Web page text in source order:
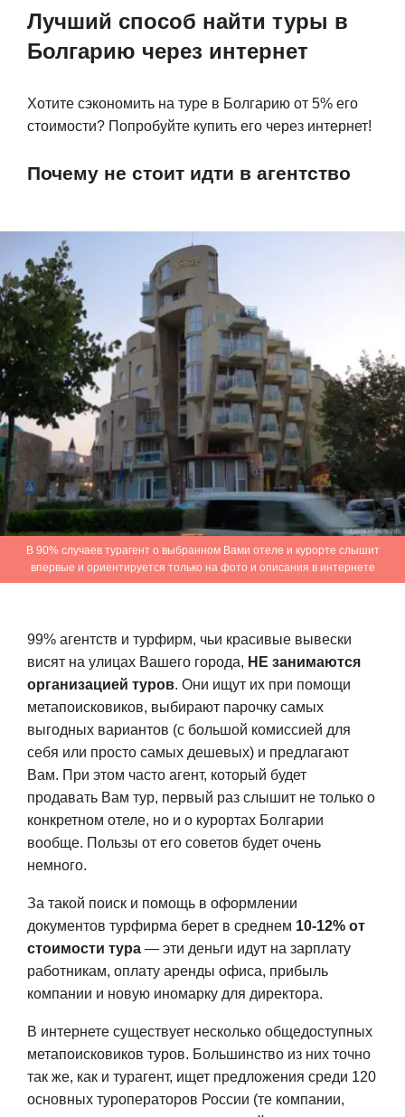
Лучший способ найти туры в
Болгарию через интернет
Хотите сэкономить на туре в Болгарию от 5% его
стоимости? Попробуйте купить его через интернет!
Почему не стоит идти в агентство
В 90% случаев турагент о выбранном Вами отеле и курорте слышит
впервые и ориентируется только на фото и описания в интернете
99% агентств и турфирм, чьи красивые вывески
висят на улицах Вашего города, НЕ занимаются
организацией туров. Они ищут их при помощи
метапоисковиков, выбирают парочку самых
выгодных вариантов (с большой комиссией для
себя или просто самых дешевых) и предлагают
Вам. При этом часто агент, который будет
продавать Вам тур, первый раз слышит не только о
конкретном отеле, но и о курортах Болгарии
вообще. Пользы от его советов будет очень
немного.
За такой поиск и помощь в оформлении
документов турфирма берет в среднем 10-12% от
стоимости тура — эти деньги идут на зарплату
работникам, оплату аренды офиса, прибыль
компании и новую иномарку для директора.
В интернете существует несколько общедоступных
метапоисковиков туров. Большинство из них точно
так же, как и турагент, ищет предложения среди 120
основных туроператоров России (те компании,